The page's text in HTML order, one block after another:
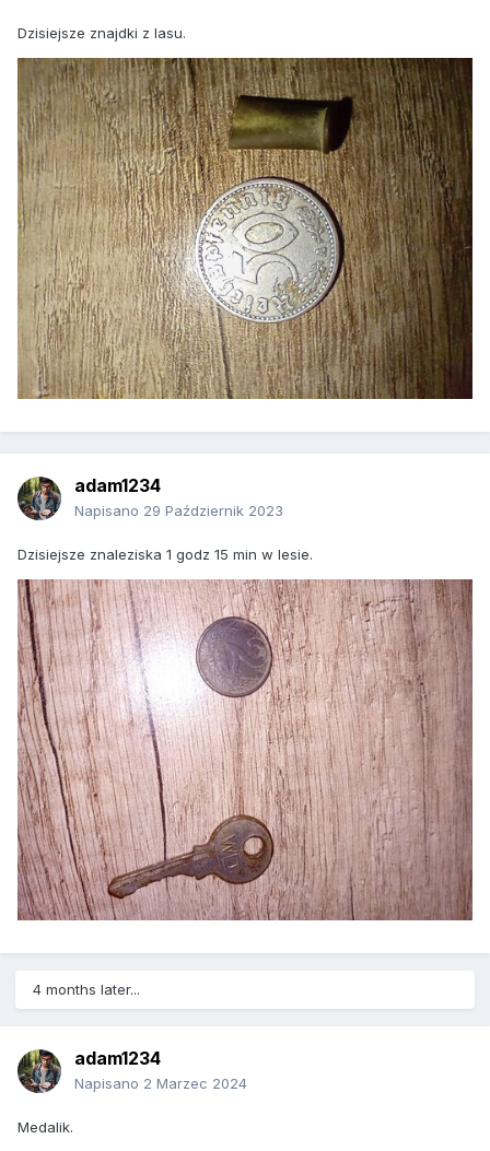
Dzisiejsze znajdki z lasu.
adam1234
Napisano 29 Październik 2023
Dzisiejsze znaleziska 1 godz 15 min w lesie.
4 months later...
adam1234
Napisano 2 Marzec 2024
Medalik.